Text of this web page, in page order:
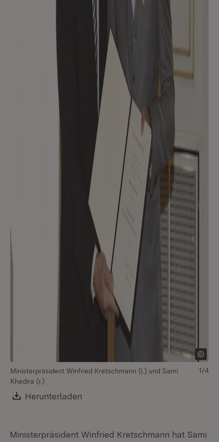
Ministerpräsident Winfried Kretschmann (l.) und Sami
Khedira (r.)
Download:
Herunterladen
1/4
Ministerpräsident Winfried Kretschmann hat Sami